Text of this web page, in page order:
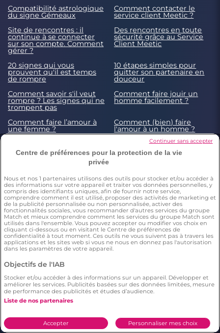
Compatibilité astrologique
du signe Gémeaux
Comment contacter le
service client Meetic ?
Site de rencontres : il
continue à se connecter
sur son compte. Comment
gérer ?
Des rencontres en toute
sécurité grâce au Service
Client Meetic
20 signes qui vous
prouvent qu'il est temps
de rompre
10 étapes simples pour
quitter son partenaire en
douceur
Comment savoir s'il veut
rompre ? Les signes qui ne
trompent pas
Comment faire jouir un
homme facilement ?
Comment faire l’amour à
une femme ?
Comment (bien) faire
l'amour à un homme ?
dans une relation
Test de compatibilité
amoureuse : signes
astrologiques & prénoms
(gentiment) votre nouveau
mec
© 2026 by Meetic. Tous droits réservés. Un siteMeetic
Europe
Meetic, l’un des meilleurs sites gratuits de
rencontre sérieuse. Des fonctionnalités gratuites
profils contrôlés, critères de recherche précis et
géolocalisation pour trouver l’amour près de chez
vous comme partout en France.
Conditions générales
Centre de préférences pour la protection de la vie
privée
Nous et nos 1 partenaires utilisons des outils pour stocker et/ou accéder à
des informations sur votre appareil et traiter vos données personnelles, y
compris des identifiants uniques, afin de fournir notre service,
comprendre comment il est utilisé, proposer des activités de marketing et
de la publicité personnalisée ou non personnalisée, activer des
fonctionnalités sociales, vous recommander d'autres services du groupe
Match et mieux comprendre comment les services du groupe Match sont
utilisés dans l'ensemble. Vous pouvez accepter ou modifier vos choix en
cliquant ci-dessous ou en visitant le Centre de préférences de
confidentialité à tout moment. Ces outils ne vous suivent pas à travers les
applications et les sites web si vous ne nous en donnez pas l'autorisation
dans les paramètres de votre appareil.
Objectifs de l'IAB
Stocker et/ou accéder à des informations sur un appareil. Développer et
améliorer les services. Publicités basées sur des données limitées, mesure
de performance des publicités et études d’audience.
Liste de nos partenaires
Personnaliser mes choix
Accepter
Continuer sans accepter